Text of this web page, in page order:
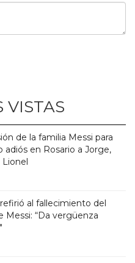
VISTAS
de la familia Messi para
adiós en Rosario a Jorge,
al fallecimiento del
Messi: “Da vergüenza